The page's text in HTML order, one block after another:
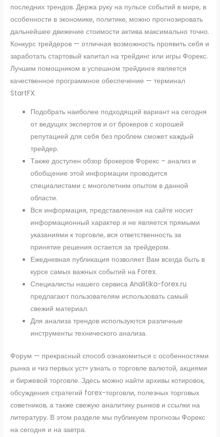
последних трендов. Держа руку на пульсе событий в мире, в
особенности в экономике, политике, можно прогнозировать
дальнейшее движение стоимости актива максимально точно.
Конкурс трейдеров — отличная возможность проявить себя и
заработать стартовый капитал на трейдинг или игры Форекс.
Лучшим помощником в успешном трейдинге является
качественное программное обеспечение — терминал
StartFX.
Подобрать наиболее подходящий вариант на сегодня
от ведущих экспертов и от брокеров с хорошей
репутацией для себя без проблем сможет каждый
трейдер.
Также доступен обзор брокеров Форекс – анализ и
обобщение этой информации проводится
специалистами с многолетним опытом в данной
области.
Вся информация, представленная на сайте носит
информационный характер и не является прямыми
указаниями к торговле, вся ответственность за
принятие решения остается за трейдером.
Ежедневная публикация позволяет Вам всегда быть в
курсе самых важных событий на Forex.
Специалисты нашего сервиса Analitika-forex.ru
предлагают пользователям использовать самый
свежий материал.
Для анализа трендов используются различные
инструменты технического анализа.
Форум — прекрасный способ ознакомиться с особенностями
рынка и «из первых уст» узнать о торговле валютой, акциями
и биржевой торговле. Здесь можно найти архивы котировок,
обсуждения стратегий forex-торговли, полезных торговых
советников, а также свежую аналитику рынков и ссылки на
литературу. В этом разделе мы публикуем прогнозы Форекс
на сегодня и на завтра.